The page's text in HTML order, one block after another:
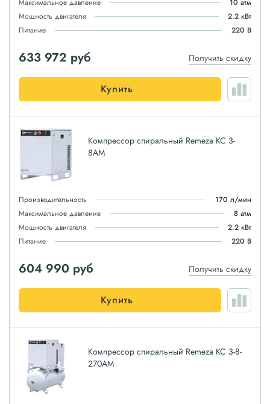
Максимальное давление
10 атм
Мощность двигателя
2.2 кВт
Питание
220 В
633 972 руб Получить скидку
Купить
Компрессор спиральный Remeza КС 3-
8АМ
Производительность
170 л/мин
Максимальное давление
8 атм
Мощность двигателя
2.2 кВт
Питание
220 В
604 990 руб Получить скидку
Купить
Компрессор спиральный Remeza КС 3-8-
270АМ